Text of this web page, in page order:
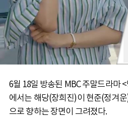
6월 18일 방송된 MBC 주말드라마
에서는 해당(장희진)이 현준(정겨
으로 향하는 장면이 그려졌다.